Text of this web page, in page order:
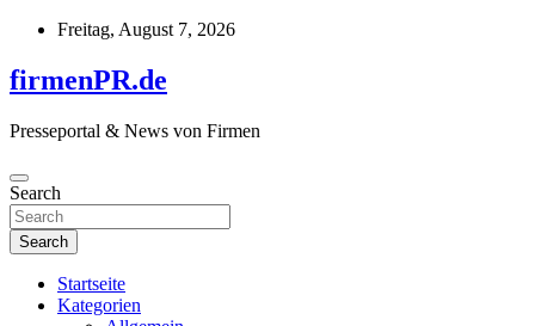
Skip
content
Freitag, August 7, 2026
firmenPR.de
Presseportal & News von Firmen
Search
Search
Startseite
Kategorien